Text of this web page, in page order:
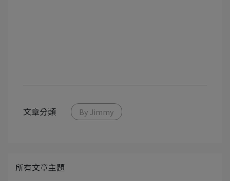
文章分類 By Jimmy
所有文章主題